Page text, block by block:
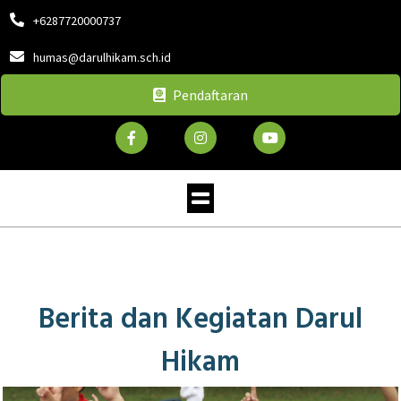
+6287720000737
humas@darulhikam.sch.id
Pendaftaran
Berita dan Kegiatan Darul
Hikam